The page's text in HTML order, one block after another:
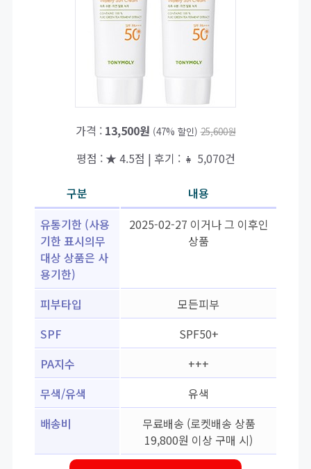
가격 : 13,500원 (47% 할인) 25,600원
평점 : ★ 4.5점 | 후기 : 👧 5,070건
구분
내용
유통기한 (사용
기한 표시의무
대상 상품은 사
용기한)
2025-02-27 이거나 그 이후인
상품
피부타입
모든피부
SPF
SPF50+
PA지수
+++
무색/유색
유색
배송비
무료배송 (로켓배송 상품
19,800원 이상 구매 시)